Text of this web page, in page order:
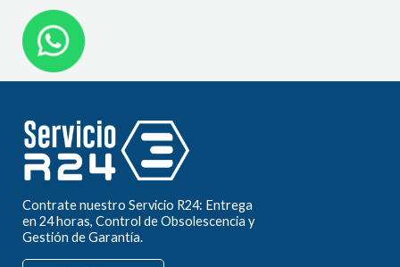
Contrate nuestro Servicio R24: Entrega
en 24 horas, Control de Obsolescencia y
Gestión de Garantía.